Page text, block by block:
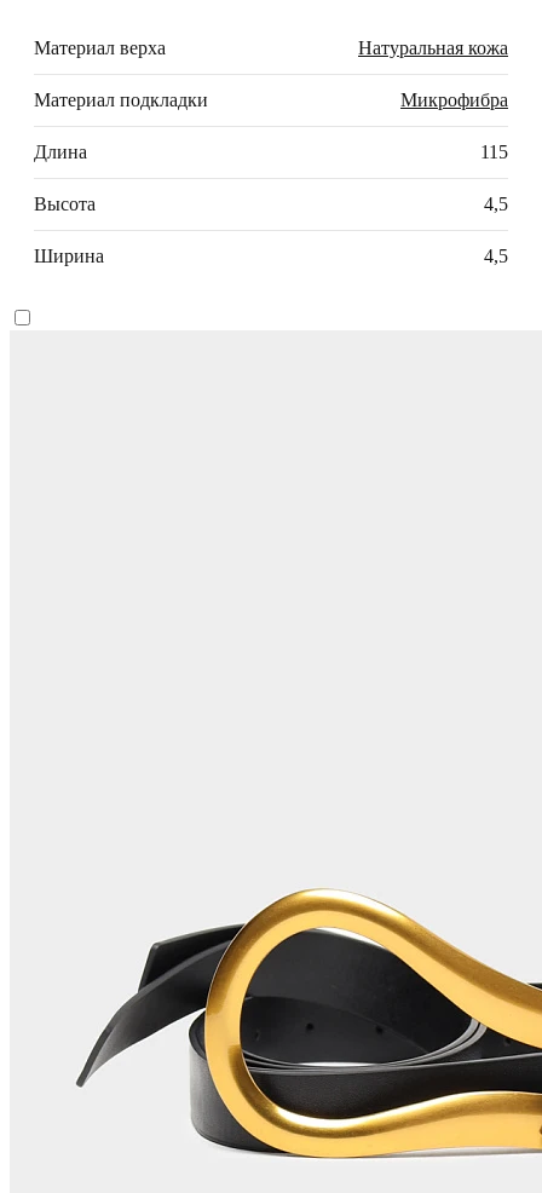
Материал верха Натуральная кожа
Материал подкладки Микрофибра
Длина 115
Высота 4,5
Ширина 4,5